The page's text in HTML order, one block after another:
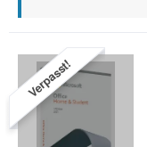
Verpasst!